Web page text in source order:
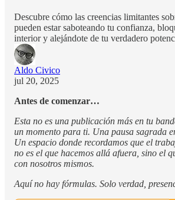
Descubre cómo las creencias limitantes
pueden estar saboteando tu confianza,
interior y alejándote de tu verdadero
Aldo Civico
jul 20, 2025
Antes de comenzar…
Esta no es una publicación más en tu
un momento para ti. Una pausa sagrada
Un espacio donde recordamos que el
no es el que hacemos allá afuera, sino el
con nosotros mismos.
Aquí no hay fórmulas. Solo verdad,